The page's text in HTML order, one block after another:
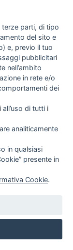
UA-651
IVA incl.
parti, di tipo
del sito e
e, previo il tuo
pubblicitari
nell’ambito
in rete e/o
dei
di tutti i
analiticamente
in qualsiasi
presente in
Cookie.